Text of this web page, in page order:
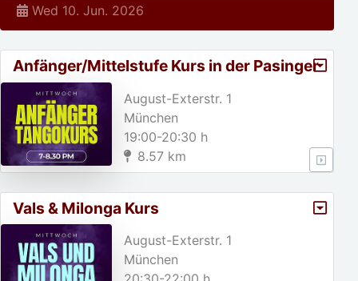
Wed 10. Jun. 2026
Anfänger/Mittelstufe Kurs in der Pasinger
Fabrik
August-Exterstr. 1
München
19:00-20:30 h
8.57 km
Vals & Milonga Kurs
August-Exterstr. 1
München